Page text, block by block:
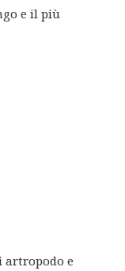
e il più
artropodo e